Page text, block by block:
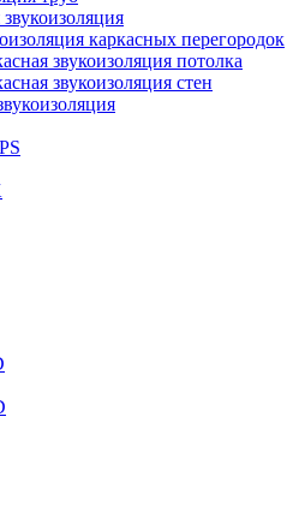
каркасных перегородок
звукоизоляция потолка
звукоизоляция стен